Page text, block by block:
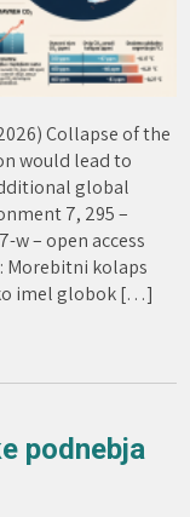
Collapse of the
would lead to
global
7, 295 –
w – open access
Morebitni kolaps
imel globok […]
podnebja